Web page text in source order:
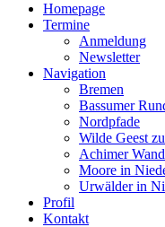
Homepage
Termine
Anmeldung
Newsletter
Navigation
Bremen
Bassumer
Nordpfade
Wilde Geest
Achimer
Moore in
Urwälder in
Profil
Kontakt